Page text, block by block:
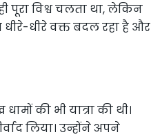
पूरा विश्व चलता था, लेकिन
धीरे वक्त बदल रहा है और
की भी यात्रा की थी।
लिया। उन्होंने अपने